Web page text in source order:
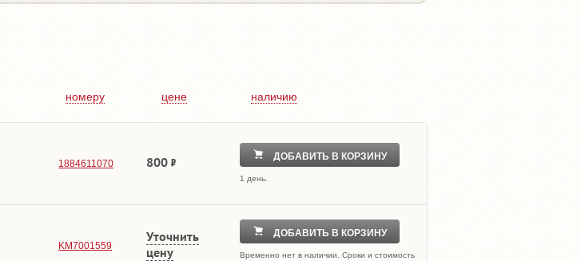
номеру цене наличию
1884611070 800 ДОБАВИТЬ В КОРЗИНУ
1 день.
KM7001559
Уточнить
цену
ДОБАВИТЬ В КОРЗИНУ
Временно нет в наличии. Сроки и стоимость